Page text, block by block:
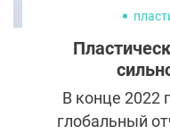
В конце 2022
глобальный